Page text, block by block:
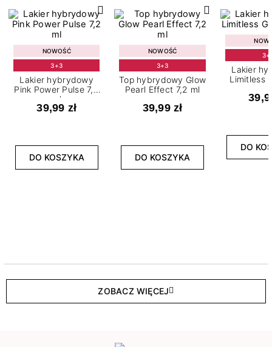
NOWOŚĆ
3+3
Lakier hybrydowy
Pink Power Pulse 7,2
ml
39,99 zł
DO KOSZYKA
NOWOŚĆ
3+3
Top hybrydowy Glow
Pearl Effect 7,2 ml
39,99 zł
DO KOSZYKA
Lakier
Limitless
DO
ZOBACZ WIĘCEJ